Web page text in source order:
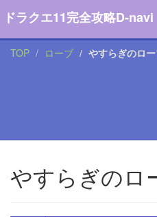
ドラクエ11完全攻略D-navi
TOP ローブ やすらぎのロ
やすらぎのロ